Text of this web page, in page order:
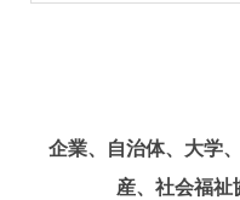
企業、自治体、大学
産、社会福祉